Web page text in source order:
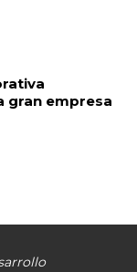
gran empresa